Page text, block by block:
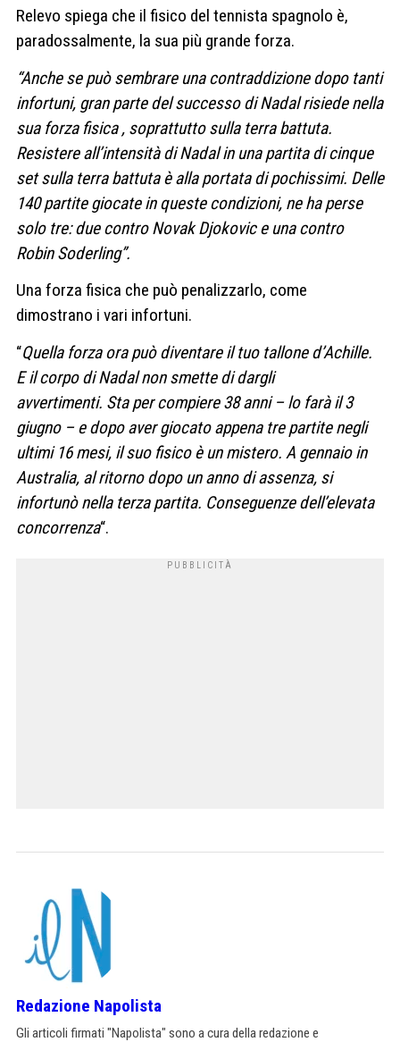
Relevo spiega che il fisico del tennista spagnolo è,
paradossalmente, la sua più grande forza.
“Anche se può sembrare una contraddizione dopo tanti
infortuni, gran parte del successo di Nadal risiede nella
sua forza fisica, soprattutto sulla terra battuta.
Resistere all’intensità di Nadal in una partita di cinque
set sulla terra battuta è alla portata di pochissimi. Delle
140 partite giocate in queste condizioni, ne ha perse
solo tre: due contro Novak Djokovic e una contro
Robin Soderling”.
Una forza fisica che può penalizzarlo, come
dimostrano i vari infortuni.
“Quella forza ora può diventare il tuo tallone d’Achille.
E il corpo di Nadal non smette di dargli
avvertimenti. Sta per compiere 38 anni – lo farà il 3
giugno – e dopo aver giocato appena tre partite negli
ultimi 16 mesi, il suo fisico è un mistero. A gennaio in
Australia, al ritorno dopo un anno di assenza, si
infortunò nella terza partita. Conseguenze dell’elevata
concorrenza“.
Redazione Napolista
Gli articoli firmati "Napolista" sono a cura della redazione e